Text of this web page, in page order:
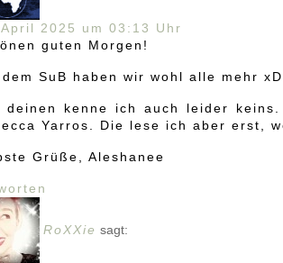
2025 um 03:13 Uhr
guten Morgen!
dem SuB haben wir wohl alle mehr
deinen kenne ich auch leider
Yarros. Die lese ich aber erst,
Grüße, Aleshanee
RoXXie sagt: